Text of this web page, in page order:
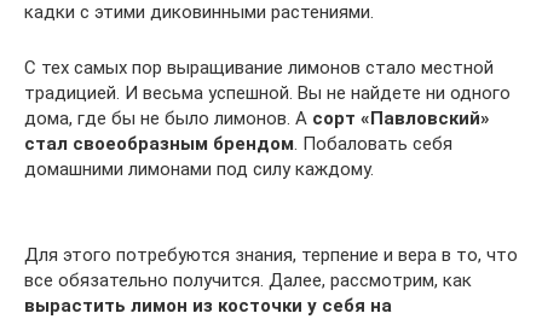
кадки с этими диковинными растениями.
С тех самых пор выращивание лимонов стало местной
традицией. И весьма успешной. Вы не найдете ни одного
дома, где бы не было лимонов. А сорт «Павловский»
стал своеобразным брендом. Побаловать себя
домашними лимонами под силу каждому.
Для этого потребуются знания, терпение и вера в то, что
все обязательно получится. Далее, рассмотрим, как
вырастить лимон из косточки у себя на